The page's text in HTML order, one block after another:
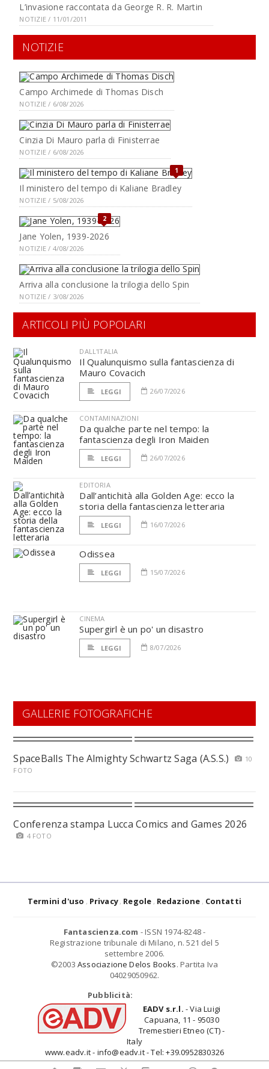
L’invasione raccontata da George R. R. Martin
NOTIZIE / 11/01/2011
NOTIZIE
Campo Archimede di Thomas Disch
NOTIZIE / 6/08/2026
Cinzia Di Mauro parla di Finisterrae
NOTIZIE / 6/08/2026
1
Il ministero del tempo di Kaliane Bradley
NOTIZIE / 5/08/2026
2
Jane Yolen, 1939-2026
NOTIZIE / 4/08/2026
Arriva alla conclusione la trilogia dello Spin
NOTIZIE / 3/08/2026
ARTICOLI PIÙ POPOLARI
DALL'ITALIA
Il Qualunquismo sulla fantascienza di
Mauro Covacich
LEGGI 26/07/2026
CONTAMINAZIONI
Da qualche parte nel tempo: la
fantascienza degli Iron Maiden
LEGGI 26/07/2026
EDITORIA
Dall’antichità alla Golden Age: ecco la
storia della fantascienza letteraria
LEGGI 16/07/2026
Odissea
LEGGI 15/07/2026
CINEMA
Supergirl è un po' un disastro
LEGGI 8/07/2026
GALLERIE FOTOGRAFICHE
SpaceBalls The Almighty Schwartz Saga (A.S.S.)
10
FOTO
Conferenza stampa Lucca Comics and Games 2026
4 FOTO
Termini d'uso Privacy Regole Redazione Contatti
Fantascienza.com - ISSN 1974-8248 -
Registrazione tribunale di Milano, n. 521 del 5
settembre 2006.
©2003 Associazione Delos Books. Partita Iva
04029050962.
Pubblicità:
EADV s.r.l. - Via Luigi
Capuana, 11 - 95030
Tremestieri Etneo (CT) -
Italy
www.eadv.it - info@eadv.it - Tel: +39.0952830326